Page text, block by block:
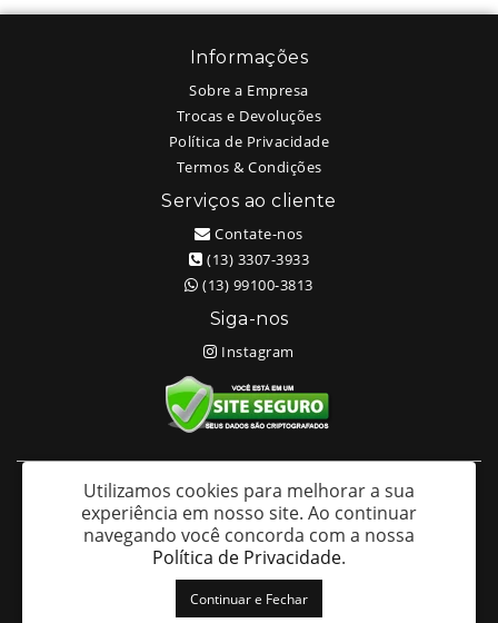
Informações
Sobre a Empresa
Trocas e Devoluções
Política de Privacidade
Termos & Condições
Serviços ao cliente
Contate-nos
(13) 3307-3933
(13) 99100-3813
Siga-nos
Instagram
White Head Tattoo (Wellington Ricardo Kudlinski EPP) - CNPJ:
09.635.966/0001-70
Av. São Francisco 373 – Centro - Santos / SP - CEP: 11013-201
White Head Tattoo © 2026
Utilizamos cookies para melhorar a sua
experiência em nosso site. Ao continuar
navegando você concorda com a nossa
Política de Privacidade.
Continuar e Fechar